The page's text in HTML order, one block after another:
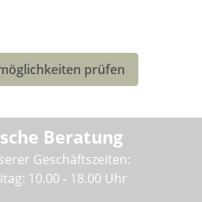
prüfen
Beratung
Geschäftszeiten:
10.00 - 18.00 Uhr